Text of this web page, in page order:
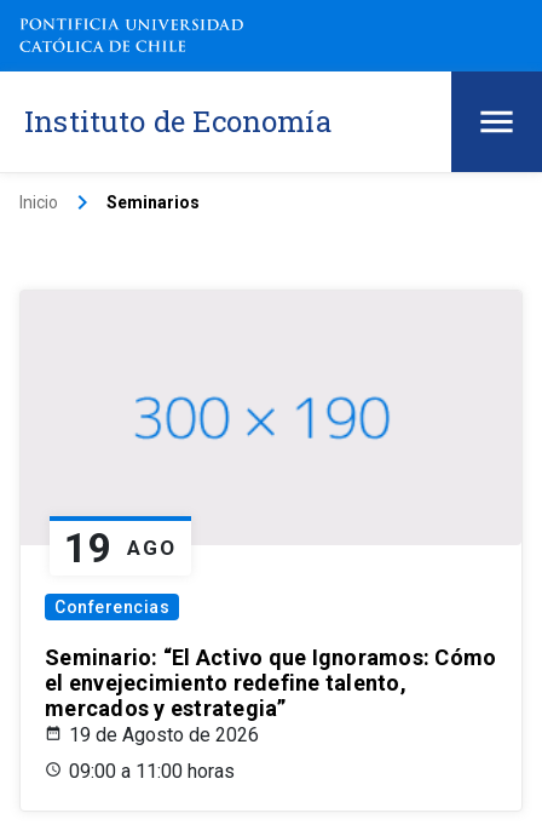
Instituto de Economía
Inicio keyboard_arrow_right Seminarios
19 AGO
Conferencias
Seminario: “El Activo que Ignoramos: Cómo
el envejecimiento redefine talento,
mercados y estrategia”
19 de Agosto de 2026
09:00 a 11:00 horas